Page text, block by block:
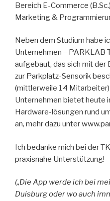
Bereich E-Commerce
Marketing &
Neben dem Studium habe
Unternehmen – PARKLAB
aufgebaut, das sich mit der
zur Parkplatz-Sensorik
(mittlerweile 14
Unternehmen bietet heute
Hardware-lösungen rund
an, mehr dazu unter
Ich bedanke mich bei der
praxisnahe Unterstützung!
(„Die App werde ich bei
Duisburg oder wo auch